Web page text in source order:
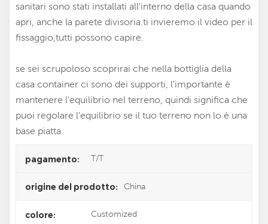
sanitari sono stati installati all'interno della casa quando
apri, anche la parete divisoria.ti invieremo il video per il
fissaggio,tutti possono capire.
se sei scrupoloso scoprirai che nella bottiglia della
casa container ci sono dei supporti, l'importante è
mantenere l'equilibrio nel terreno, quindi significa che
puoi regolare l'equilibrio se il tuo terreno non lo è una
base piatta.
pagamento: T/T
origine del prodotto: China
colore: Customized